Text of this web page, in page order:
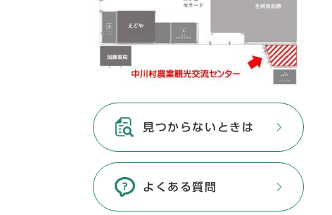
見つからないときは
よくある質問